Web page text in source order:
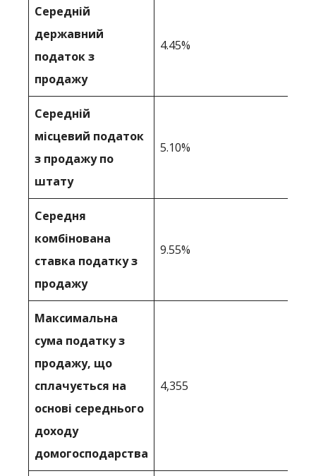
Середній
державний
податок з
продажу
4.45%
Середній
місцевий податок
з продажу по
штату
5.10%
Середня
комбінована
ставка податку з
продажу
9.55%
Максимальна
сума податку з
продажу, що
сплачується на
основі середнього
доходу
домогосподарства
4,355